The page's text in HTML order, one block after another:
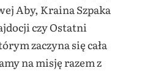
Aby, Kraina Szpaka
czy Ostatni
zaczyna się cała
na misję razem z